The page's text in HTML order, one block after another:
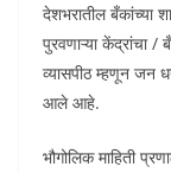
देशभरातील बँकांच्या
पुरवणाऱ्या केंद्रांचा /
व्यासपीठ म्हणून
आले आहे.
भौगोलिक माहिती